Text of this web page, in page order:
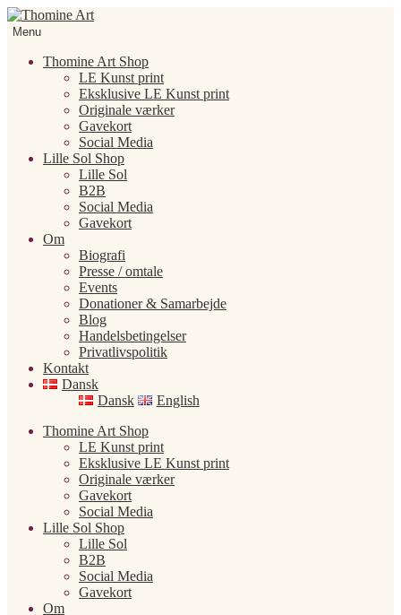
Spring
til
Spring
tilMenu
Thomine Art Shop
LE Kunst print
Eksklusive LE Kunst print
Originale værker
Gavekort
Social Media
Lille Sol Shop
Lille Sol
B2B
Social Media
Gavekort
Om
Biografi
Presse / omtale
Events
Donationer & Samarbejde
Blog
Handelsbetingelser
Privatlivspolitik
Kontakt
Dansk
Dansk
English
Thomine Art Shop
LE Kunst print
Eksklusive LE Kunst print
Originale værker
Gavekort
Social Media
Lille Sol Shop
Lille Sol
B2B
Social Media
Gavekort
Om